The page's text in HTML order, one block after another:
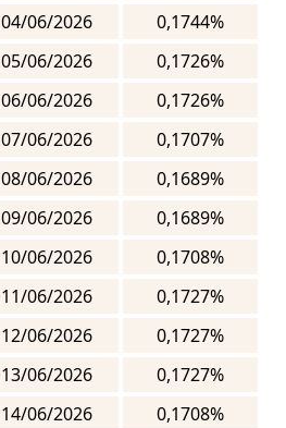
04/06/2026
0,1744%
05/06/2026
0,1726%
06/06/2026
0,1726%
07/06/2026
0,1707%
08/06/2026
0,1689%
09/06/2026
0,1689%
10/06/2026
0,1708%
11/06/2026
0,1727%
12/06/2026
0,1727%
13/06/2026
0,1727%
14/06/2026
0,1708%